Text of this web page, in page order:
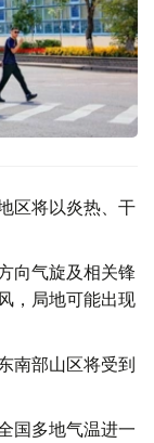
区将以炎热、干
向气旋及相关锋
，局地可能出现
南部山区将受到
国多地气温进一